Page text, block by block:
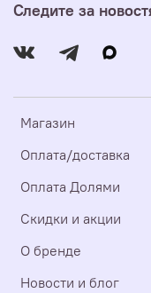
Магазин
Оплата/доставка
Оплата Долями
Скидки и акции
О бренде
Новости и блог
Следите за